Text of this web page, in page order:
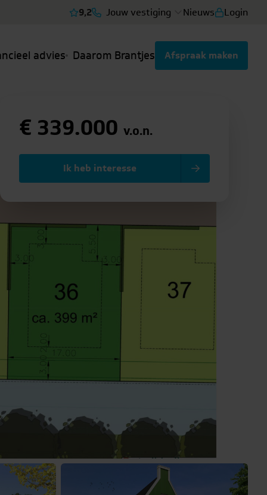
Bekijk reviews
9,2 Jouw vestiging Nieuws Login
advies Daarom Brantjes Afspraak maken
€ 339.000 v.o.n.
Ik heb interesse